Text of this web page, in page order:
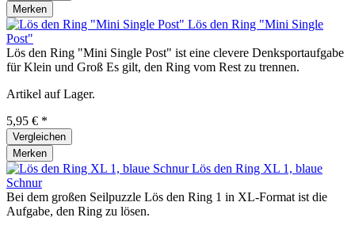
Merken
Lös den Ring "Mini Single
Post"
Lös den Ring "Mini Single Post" ist eine clevere Denksportaufgabe
für Klein und Groß Es gilt, den Ring vom Rest zu trennen.
Artikel auf Lager.
5,95 € *
Vergleichen
Merken
Lös den Ring XL 1, blaue
Schnur
Bei dem großen Seilpuzzle Lös den Ring 1 in XL-Format ist die
Aufgabe, den Ring zu lösen.